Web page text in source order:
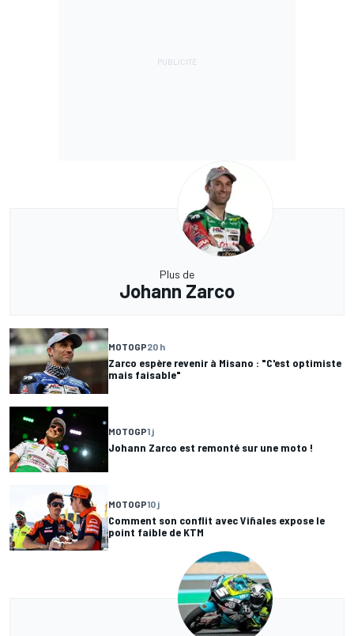
Plus de
Johann Zarco
MOTOGP20 h
Zarco espère revenir à Misano : "C'est optimiste
mais faisable"
MOTOGP1 j
Johann Zarco est remonté sur une moto !
MOTOGP10 j
Comment son conflit avec Viñales expose le
point faible de KTM